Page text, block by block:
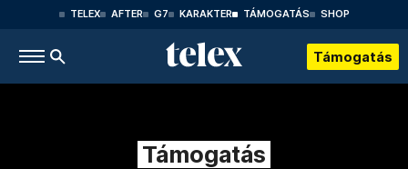
TELEX AFTER G7 KARAKTER TÁMOGATÁS SHOP
Támogatás
Támogatás